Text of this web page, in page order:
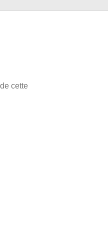
cette